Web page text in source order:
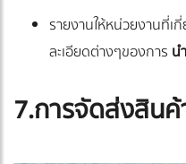
รายงานให้หน่วยงานที่
ละเอียดต่างๆของการ น
7.การจัดส่งสินค้